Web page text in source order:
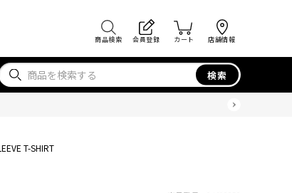
商品検索 会員登録 カート 店舗情報
検索
T-SHIRT